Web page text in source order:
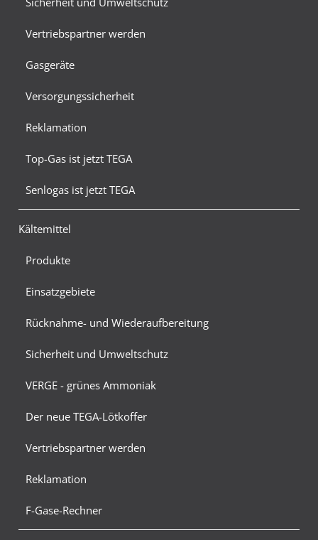
Vertriebspartner werden
Gasgeräte
Versorgungssicherheit
Reklamation
Top-Gas ist jetzt TEGA
Senlogas ist jetzt TEGA
Kältemittel
Produkte
Einsatzgebiete
Rücknahme- und Wiederaufbereitung
Sicherheit und Umweltschutz
VERGE - grünes Ammoniak
Der neue TEGA-Lötkoffer
Vertriebspartner werden
Reklamation
F-Gase-Rechner